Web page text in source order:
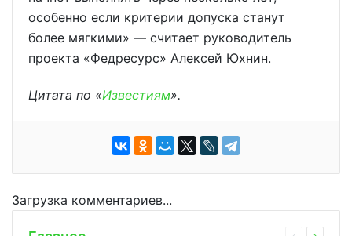
особенно если критерии допуска станут
более мягкими» — считает руководитель
проекта «Федресурс» Алексей Юхнин.
Цитата по «Известиям».
Загрузка комментариев...